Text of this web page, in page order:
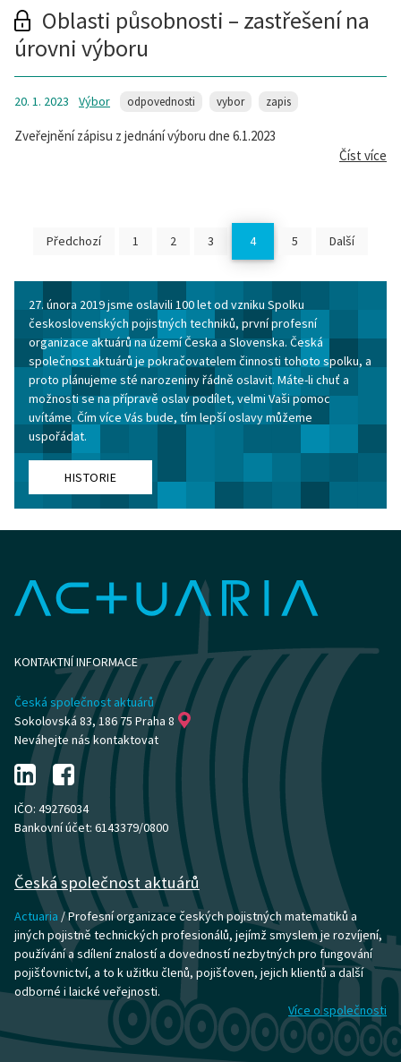
Oblasti působnosti – zastřešení na
úrovni výboru
20. 1. 2023 Výbor odpovednosti vybor zapis
Zveřejnění zápisu z jednání výboru dne 6.1.2023
Číst více
Předchozí 1 2 3 4 5 Další
27. února 2019 jsme oslavili 100 let od vzniku Spolku
československých pojistných techniků, první profesní
organizace aktuárů na území Česka a Slovenska. Česká
společnost aktuárů je pokračovatelem činnosti tohoto spolku, a
proto plánujeme sté narozeniny řádně oslavit. Máte-li chuť a
možnosti se na přípravě oslav podílet, velmi Vaši pomoc
uvítáme. Čím více Vás bude, tím lepší oslavy můžeme
uspořádat.
HISTORIE
KONTAKTNÍ INFORMACE
Česká společnost aktuárů
Sokolovská 83, 186 75 Praha 8
Neváhejte nás kontaktovat
IČO: 49276034
Bankovní účet: 6143379/0800
Česká společnost aktuárů
Actuaria / Profesní organizace českých pojistných matematiků a
jiných pojistně technických profesionálů, jejímž smyslem je rozvíjení,
používání a sdílení znalostí a dovedností nezbytných pro fungování
pojišťovnictví, a to k užitku členů, pojišťoven, jejich klientů a další
odborné i laické veřejnosti.
Více o společnosti